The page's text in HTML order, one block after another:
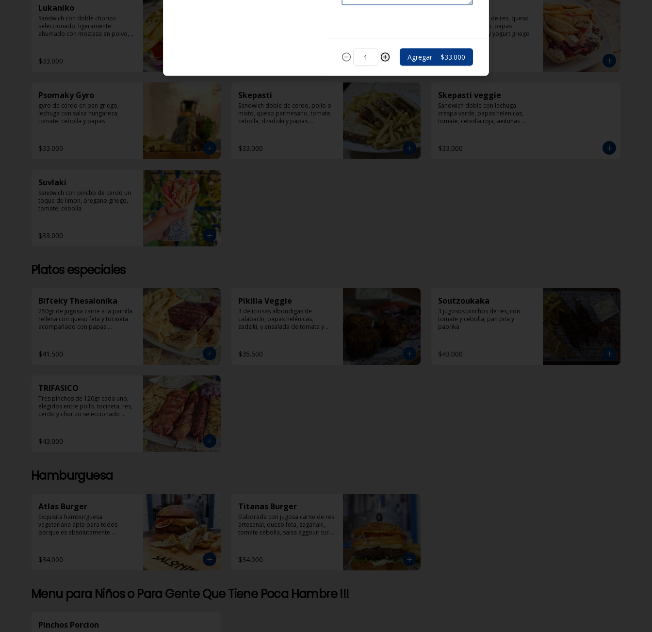
Lukaniko
Sandwich con doble chorizo
seleccionado, ligeramente
ahumado con mostaza en polvo,
$33.000
Politiko
Sandwich de carne de res, queso
feta, pimentón rojo, papas
helenicas, tomate y yogurt griego
$33.000
Psomaky Gyro
gyro de cerdo en pan griego,
lechuga con salsa hungareza,
tomate, cebolla y papas
$33.000
Skepasti
Sandwich doble de cerdo, pollo o
mixto, queso parmesano, tomate,
cebolla, dzadziki y papas
$33.000
Skepasti veggie
Sandwich doble con lechuga
crespa verde, papas helenicas,
tomate, cebolla roja, aeitunas
$33.000
Suvlaki
Sandwich con pincho de cerdo un
toque de limon, oregano griego,
tomate, cebolla
$33.000
Platos especiales
Bifteky Thesalonika
250gr de jugosa carne a la parrilla
rellena con queso feta y tocineta
acompañado con papas
$41.500
Pikilia Veggie
3 deliciosas albondigas de
calabacín, papas helénicas,
zadziki, y ensalada de tomate y
$35.500
Soutzoukaka
3 jugosos pinchos de res, con
tomate y cebolla, pan pita y
paprika
$43.000
TRIFASICO
Tres pinchos de 120gr cada uno,
elegidos entre pollo, tocineta, res,
cerdo y chorizo seleccionado
$43.000
Hamburguesa
Atlas Burger
Exquisita hamburguesa
vegetariana apta para todos
porque es absolutamente
$34.000
Titanas Burger
Elaborada con jugosa carne de res
artesanal, queso feta, saganaki,
tomate cebolla, salsa aggouri tursi
$34.000
Menu para Niños o Para Gente Que Tiene Poca Hambre !!!
Pinchos Porcion
Agregar $33.000